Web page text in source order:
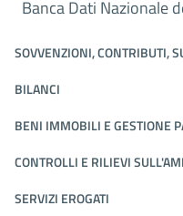
Banca Dati Nazionale
SOVVENZIONI, CONTRIBUTI,
BILANCI
BENI IMMOBILI E GESTIONE
CONTROLLI E RILIEVI
SERVIZI EROGATI